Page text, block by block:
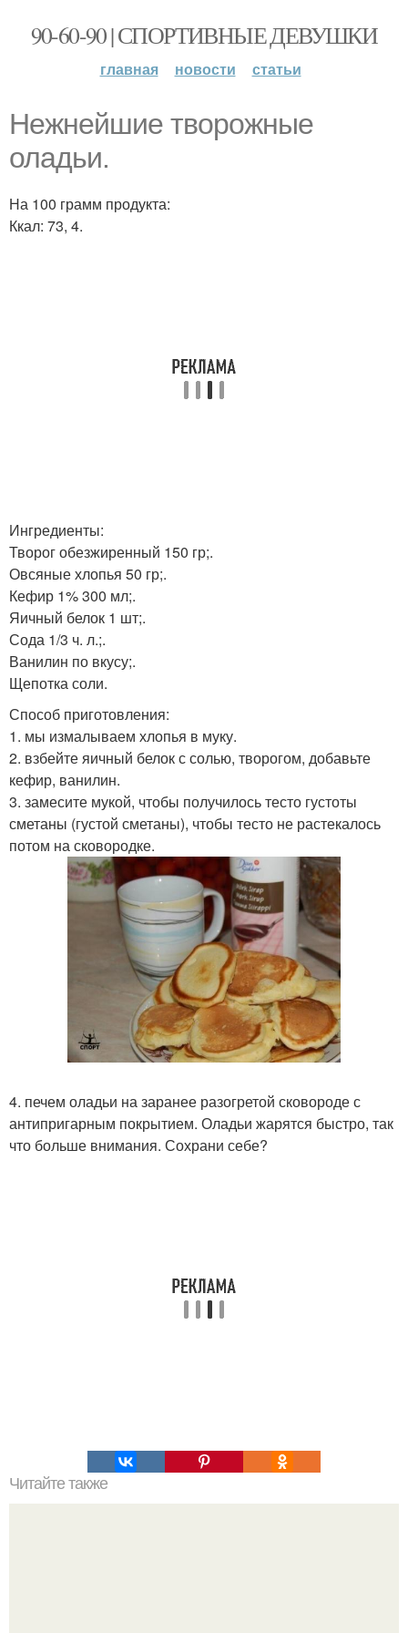
90-60-90 | СПОРТИВНЫЕ ДЕВУШКИ
главная новости статьи
Нежнейшие творожные
оладьи.
На 100 грамм продукта:
Ккал: 73, 4.
Ингредиенты:
Творог обезжиренный 150 гр;.
Овсяные хлопья 50 гр;.
Кефир 1% 300 мл;.
Яичный белок 1 шт;.
Сода 1/3 ч. л.;.
Ванилин по вкусу;.
Щепотка соли.
Способ приготовления:
1. мы измалываем хлопья в муку.
2. взбейте яичный белок с солью, творогом, добавьте
кефир, ванилин.
3. замесите мукой, чтобы получилось тесто густоты
сметаны (густой сметаны), чтобы тесто не растекалось
потом на сковородке.
4. печем оладьи на заранее разогретой сковороде с
антипригарным покрытием. Оладьи жарятся быстро, так
что больше внимания. Сохрани себе?
Читайте также